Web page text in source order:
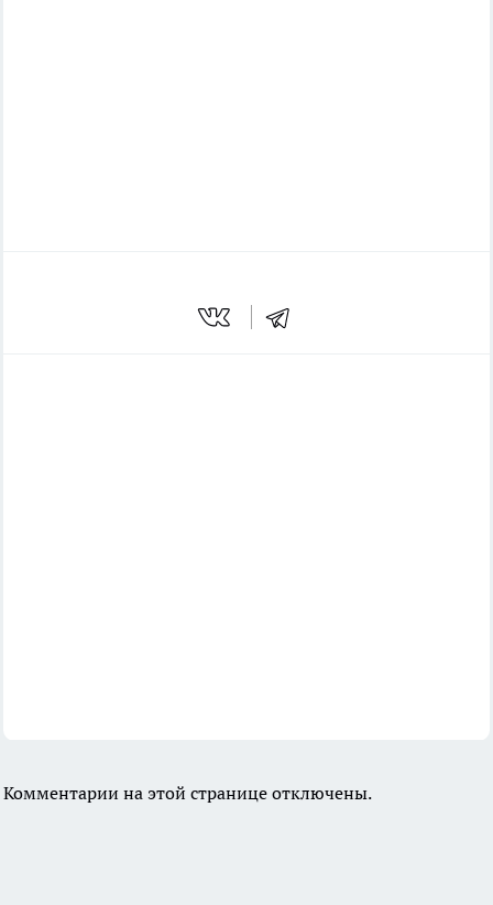
Комментарии на этой странице отключены.